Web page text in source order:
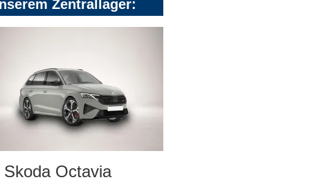
Zentrallager:
Skoda Octavia